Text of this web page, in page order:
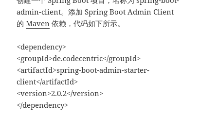
admin-client。添加 Spring Boot Admin Client
的Maven 依赖，代码如下所示。
<dependency>
<groupId>de.codecentric</groupId>
<artifactId>spring-boot-admin-starter-
client</artifactId>
<version>2.0.2</version>
</dependency>